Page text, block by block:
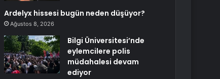
Ardelyx hissesi bugün neden düşüyor?
Ağustos 8, 2026
Bilgi Üniversitesi’nde
eylemcilere polis
müdahalesi devam
ediyor